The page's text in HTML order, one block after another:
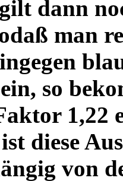
dann
man
so
1,22
diese
von